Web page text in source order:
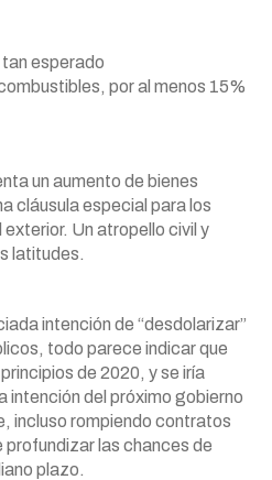
esperado
por al menos 15%
un aumento de bienes
cláusula especial para los
Un atropello civil y
latitudes.
intención de “desdolarizar”
todo parece indicar que
de 2020, y se iría
intención del próximo gobierno
incluso rompiendo contratos
las chances de
plazo.